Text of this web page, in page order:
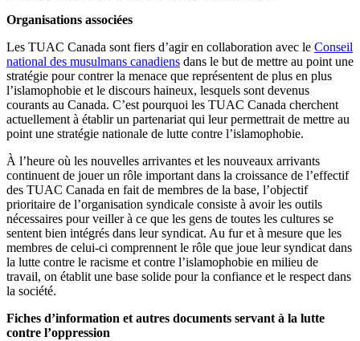
Organisations associées
Les TUAC Canada sont fiers d’agir en collaboration avec le Conseil
national des musulmans canadiens dans le but de mettre au point une
stratégie pour contrer la menace que représentent de plus en plus
l’islamophobie et le discours haineux, lesquels sont devenus
courants au Canada. C’est pourquoi les TUAC Canada cherchent
actuellement à établir un partenariat qui leur permettrait de mettre au
point une stratégie nationale de lutte contre l’islamophobie.
À l’heure où les nouvelles arrivantes et les nouveaux arrivants
continuent de jouer un rôle important dans la croissance de l’effectif
des TUAC Canada en fait de membres de la base, l’objectif
prioritaire de l’organisation syndicale consiste à avoir les outils
nécessaires pour veiller à ce que les gens de toutes les cultures se
sentent bien intégrés dans leur syndicat. Au fur et à mesure que les
membres de celui-ci comprennent le rôle que joue leur syndicat dans
la lutte contre le racisme et contre l’islamophobie en milieu de
travail, on établit une base solide pour la confiance et le respect dans
la société.
Fiches d’information et autres documents servant à la lutte
contre l’oppression